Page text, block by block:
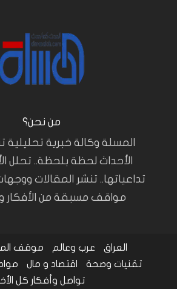
من نحن؟
المسلة وكالة خبرية تحليلية
الأحداث لحظة بلحظة.. تحلل
تداعياتها.. تنشر المقالات
مواقف مسبقة من الأفكار
العراق عرب وعالم موقف
تقنيات وصحة
اقتصاد و مال
تواصل وأفكار كل